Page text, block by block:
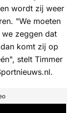
wordt zij weer
"We moeten
zeggen dat
komt zij op
stelt Timmer